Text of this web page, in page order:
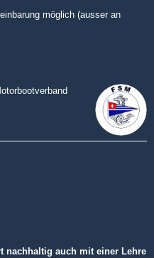
möglich (ausser an
nachhaltig auch mit einer Lehre